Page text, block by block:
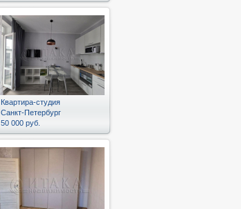
Квартира-студия
Санкт-Петербург
50 000 руб.